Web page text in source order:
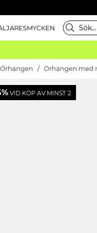
SMYCKEN
Örhängen Örhängen med
VID KÖP AV MINST 2